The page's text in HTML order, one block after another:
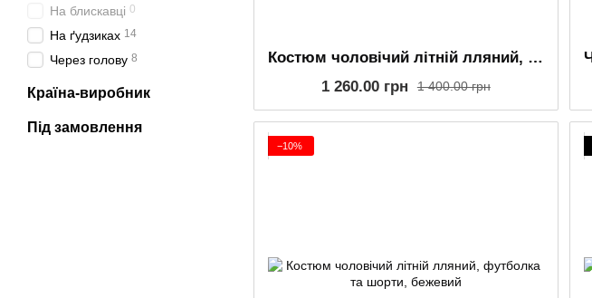
Костюм чоловічий літній лляний, футболка та шорти,чорний
1 400.00 грн
1 260.00 грн
−10%
На блискавці 0
На ґудзиках 14
Через голову 8
Країна-виробник
Під замовлення